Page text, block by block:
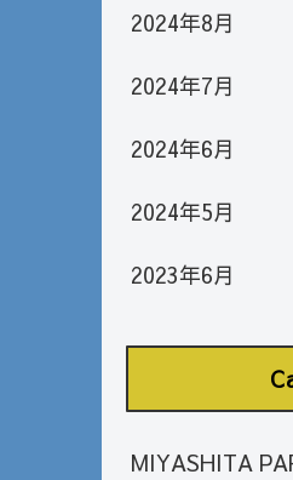
2024年8月
2024年7月
2024年6月
2024年5月
2023年6月
MIYASHITA